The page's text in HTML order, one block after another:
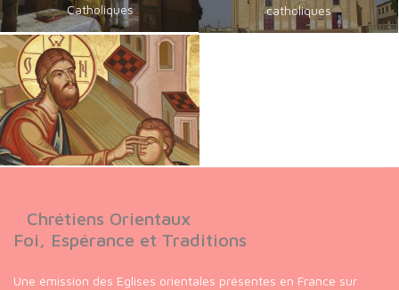
Catholiques
catholiques
Chrétiens Orientaux
Foi, Espérance et Traditions
Une émission des Eglises orientales présentes en France sur